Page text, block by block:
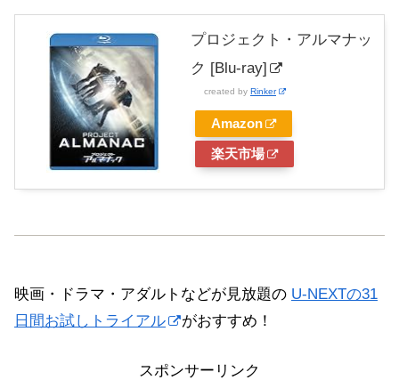
プロジェクト・アルマナッ
ク [Blu-ray]
created by Rinker
Amazon
楽天市場
映画・ドラマ・アダルトなどが見放題の U-NEXTの31
日間お試しトライアル
がおすすめ！
スポンサーリンク